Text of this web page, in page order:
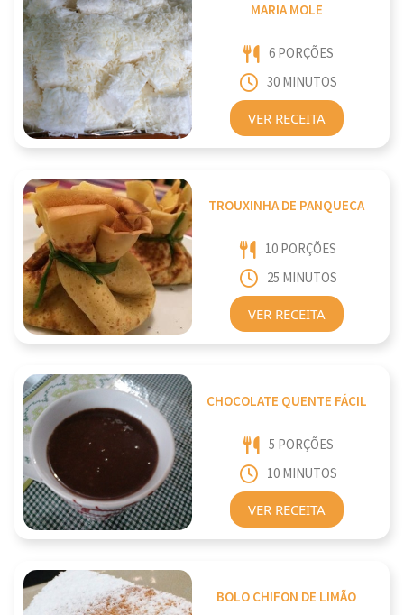
MARIA MOLE
6 PORÇÕES
30 MINUTOS
VER RECEITA
TROUXINHA DE PANQUECA
10 PORÇÕES
25 MINUTOS
VER RECEITA
CHOCOLATE QUENTE FÁCIL
5 PORÇÕES
10 MINUTOS
VER RECEITA
BOLO CHIFON DE LIMÃO